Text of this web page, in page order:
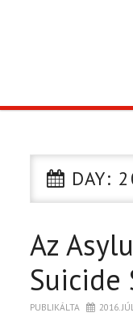
CIKK
PÓLÓ RENDELÉS
DAY:
Az
Suicide
PUBLIKÁLTA 2016.